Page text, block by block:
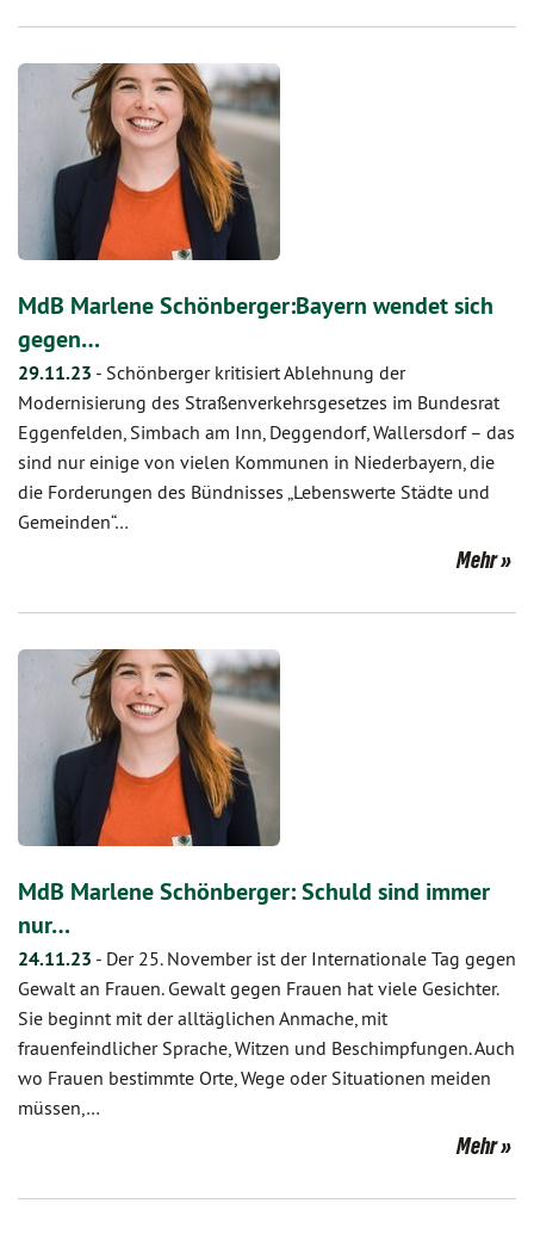
MdB Marlene Schönberger:Bayern wendet sich
gegen…
29.11.23 - Schönberger kritisiert Ablehnung der
Modernisierung des Straßenverkehrsgesetzes im Bundesrat
Eggenfelden, Simbach am Inn, Deggendorf, Wallersdorf – das
sind nur einige von vielen Kommunen in Niederbayern, die
die Forderungen des Bündnisses „Lebenswerte Städte und
Gemeinden“…
Mehr
MdB Marlene Schönberger: Schuld sind immer
nur…
24.11.23 - Der 25. November ist der Internationale Tag gegen
Gewalt an Frauen. Gewalt gegen Frauen hat viele Gesichter.
Sie beginnt mit der alltäglichen Anmache, mit
frauenfeindlicher Sprache, Witzen und Beschimpfungen. Auch
wo Frauen bestimmte Orte, Wege oder Situationen meiden
müssen,…
Mehr